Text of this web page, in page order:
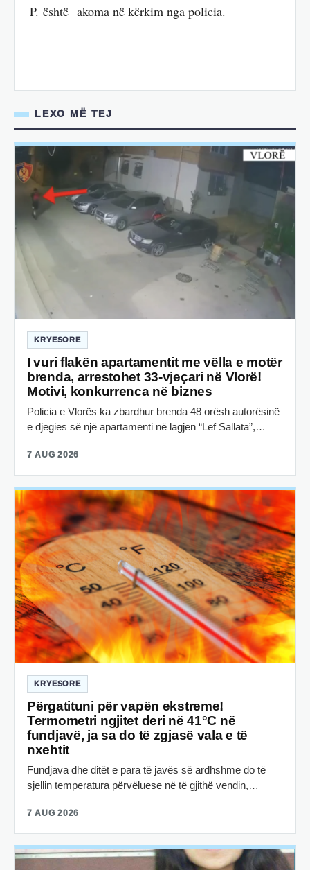
P. është akoma në kërkim nga policia.
LEXO MË TEJ
KRYESORE
I vuri flakën apartamentit me vëlla e motër
brenda, arrestohet 33-vjeçari në Vlorë!
Motivi, konkurrenca në biznes
Policia e Vlorës ka zbardhur brenda 48 orësh autorësinë
e djegies së një apartamenti në lagjen “Lef Sallata”,…
7 AUG 2026
KRYESORE
Përgatituni për vapën ekstreme!
Termometri ngjitet deri në 41°C në
fundjavë, ja sa do të zgjasë vala e të
nxehtit
Fundjava dhe ditët e para të javës së ardhshme do të
sjellin temperatura përvëluese në të gjithë vendin,…
7 AUG 2026